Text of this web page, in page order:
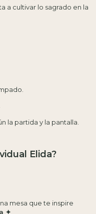
a cultivar lo sagrado en la
la partida y la pantalla.
Elida?
mesa que te inspire
✦